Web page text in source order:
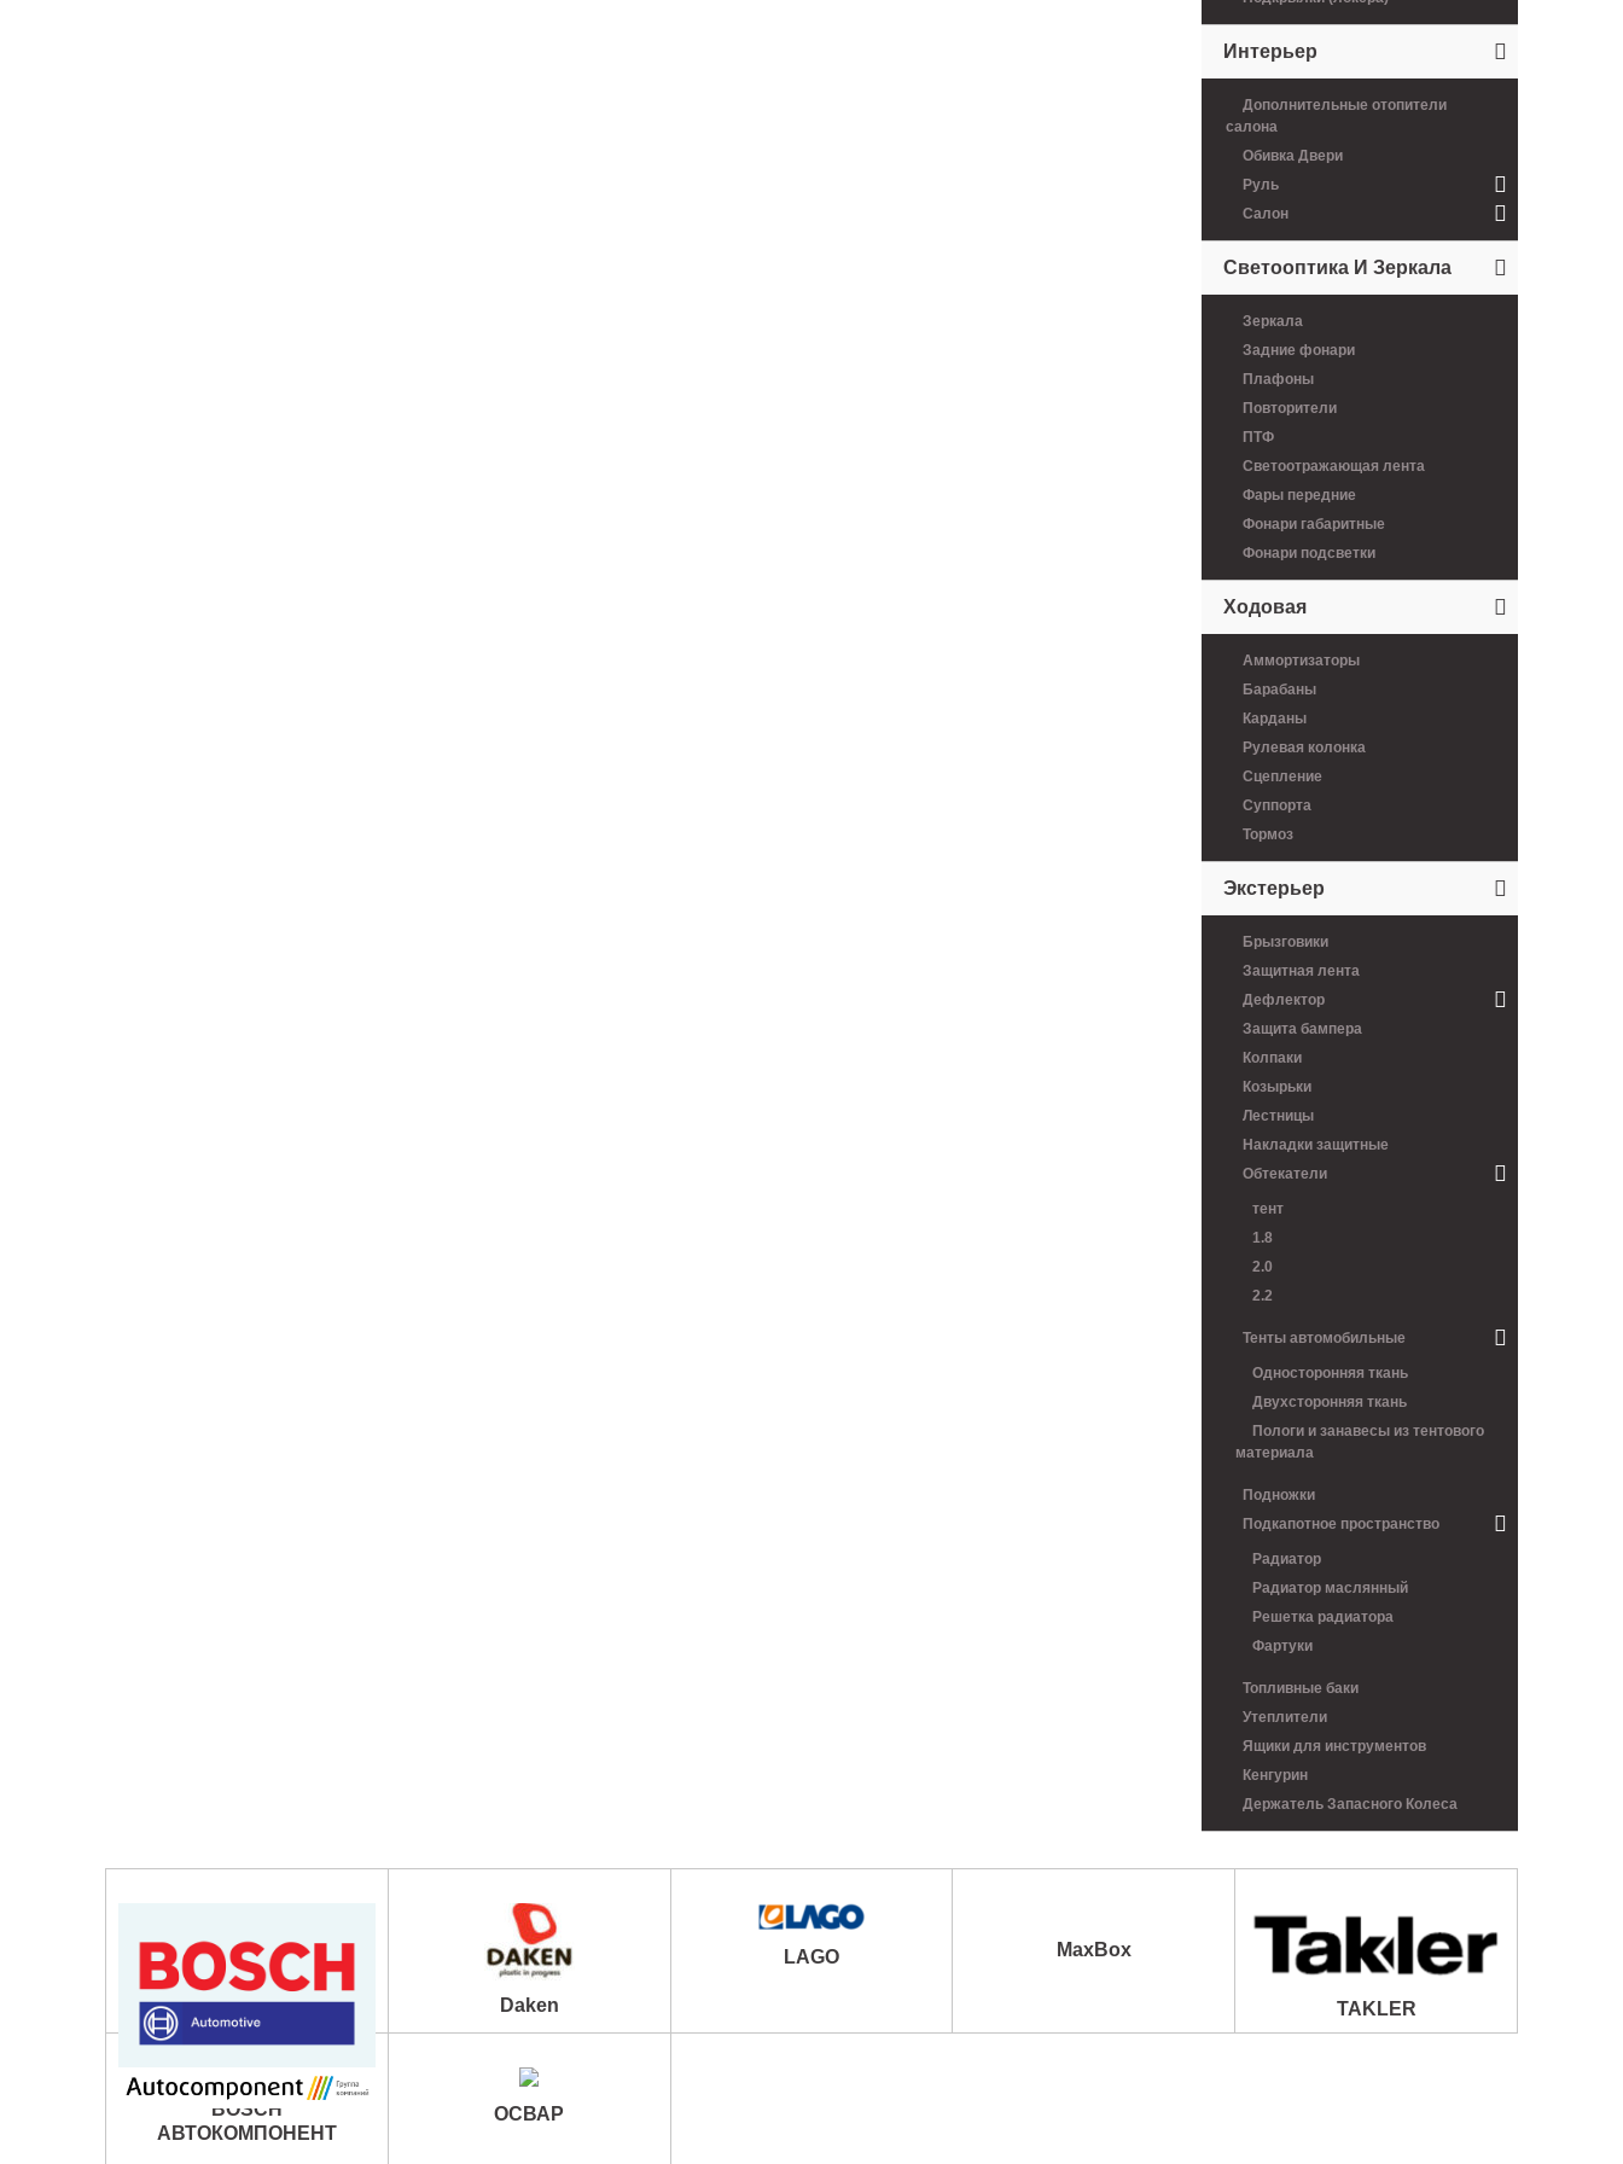
Интерьер
Дополнительные отопители
салона
Обивка Двери
Руль
Салон
Светооптика И Зеркала
Зеркала
Задние фонари
Плафоны
Повторители
ПТФ
Светоотражающая лента
Фары передние
Фонари габаритные
Фонари подсветки
Ходовая
Аммортизаторы
Барабаны
Карданы
Рулевая колонка
Сцепление
Суппорта
Тормоз
Экстерьер
Брызговики
Защитная лента
Дефлектор
Защита бампера
Колпаки
Козырьки
Лестницы
Накладки защитные
Обтекатели
тент
1.8
2.0
2.2
Тенты автомобильные
Односторонняя ткань
Двухсторонняя ткань
Пологи и занавесы из тентового
материала
Подножки
Подкапотное пространство
Радиатор
Радиатор маслянный
Решетка радиатора
Фартуки
Топливные баки
Утеплители
Ящики для инструментов
Кенгурин
Держатель Запасного Колеса
BOSCH
Daken
LAGO MaxBox
TAKLER
АВТОКОМПОНЕНТ
ОСВАР